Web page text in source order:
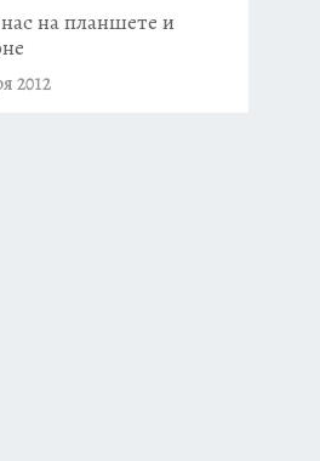
на планшете и
2012